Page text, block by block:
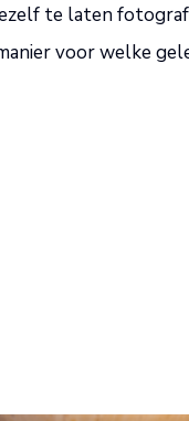
te laten
voor welke